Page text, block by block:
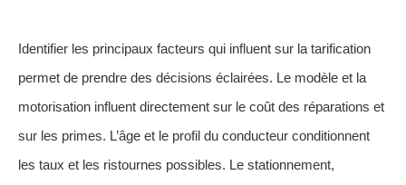
Identifier les principaux facteurs qui influent sur la tarification
permet de prendre des décisions éclairées. Le modèle et la
motorisation influent directement sur le coût des réparations et
sur les primes. L’âge et le profil du conducteur conditionnent
les taux et les ristournes possibles. Le stationnement,